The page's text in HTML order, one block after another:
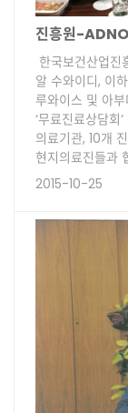
진흥원-
한국보건산업
알 수와이디, 이
루와이스 및 아
‘무료진료상담회
의료기관, 10개
현지의료진들과
2015-10-25